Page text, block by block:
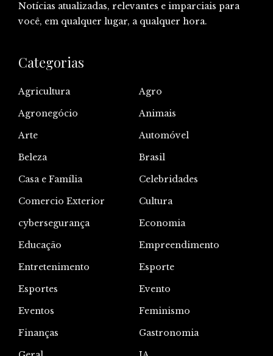
Notícias atualizadas, relevantes e imparciais para
você, em qualquer lugar, a qualquer hora.
Categorias
Agricultura
Agro
Agronegócio
Animais
Arte
Automóvel
Beleza
Brasil
Casa e Família
Celebridades
Comercio Exterior
Cultura
cybersegurança
Economia
Educação
Empreendimento
Entretenimento
Esporte
Esportes
Evento
Eventos
Feminismo
Finanças
Gastronomia